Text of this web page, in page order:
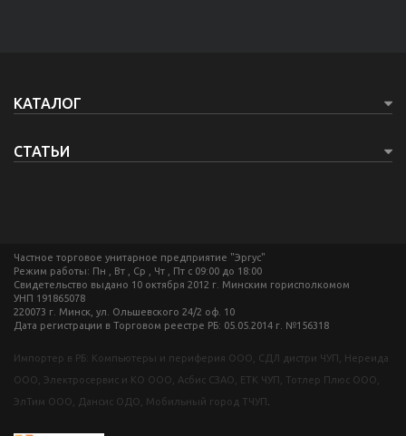
КАТАЛОГ
СТАТЬИ
Частное торговое унитарное предприятие "Эргус"
Режим работы: Пн , Вт , Ср , Чт , Пт c 09:00 до 18:00
Свидетельство выдано 10 октября 2012 г. Минским горисполкомом
УНП 191865078
220073 г. Минск, ул. Ольшевского 24/2 оф. 10
Дата регистрации в Торговом реестре РБ: 05.05.2014 г. №156318
Импортер в РБ: Компьютеры и периферия ООО, СДЛ дистри ЧУП, Нереида
ООО, Электросервис и КО ООО, Асбис СЗАО, ЕТК ЧУП, Тотлер Плюс ООО,
ЭлТим ООО, Дансис ОДО, Мобильный город ТЧУП